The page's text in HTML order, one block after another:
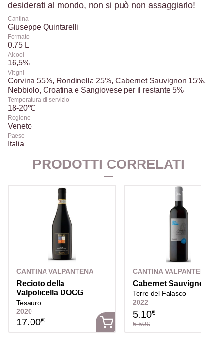
desiderati al mondo, non si può non assaggiarlo!
Cantina
Giuseppe Quintarelli
Formato
0,75 L
Alcool
16,5%
Vitigni
Corvina 55%, Rondinella 25%, Cabernet Sauvignon 15%,
Nebbiolo, Croatina e Sangiovese per il restante 5%
Temperatura di servizio
18-20℃
Regione
Veneto
Paese
Italia
PRODOTTI CORRELATI
CANTINA VALPANTENA
Recioto della
Valpolicella DOCG
Tesauro
2020
17.00€
CANTINA VALPANTENA
Cabernet Sauvignon
Torre del Falasco
2022
5.10€
6.50€